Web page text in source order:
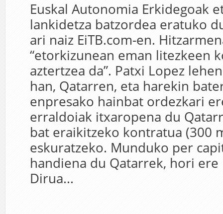
Euskal Autonomia Erkidegoak
lankidetza batzordea eratuko
ari naiz EiTB.com-en.
“etorkizunean eman litezkeen
aztertzea da”. Patxi Lopez
han, Qatarren, eta harekin
enpresako hainbat ordezkari
erraldoiak itxaropena du
bat eraikitzeko kontratua (300
eskuratzeko. Munduko per
handiena du Qatarrek, hori
Dirua...